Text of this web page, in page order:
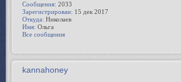
Сообщения: 2033
Зарегистрирован: 15 дек 2017
Откуда: Николаев
Имя: Ольга
Все сообщения
kannahoney